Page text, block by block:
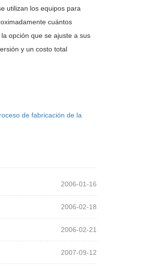
utilizan los equipos para
cuántos
opción que se ajuste a sus
y un costo total
de fabricación de la
2006-01-16
2006-02-18
2006-02-21
2007-09-12